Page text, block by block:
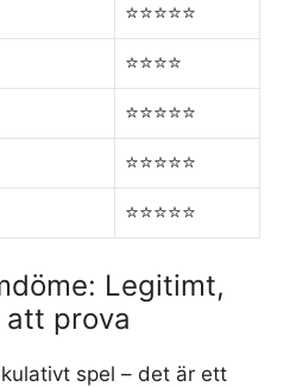
⭐️⭐️⭐️⭐️⭐️
⭐️⭐️⭐️⭐️
⭐️⭐️⭐️⭐️⭐️
⭐️⭐️⭐️⭐️⭐️
⭐️⭐️⭐️⭐️⭐️
Legitimt,
prova
spel – det är ett